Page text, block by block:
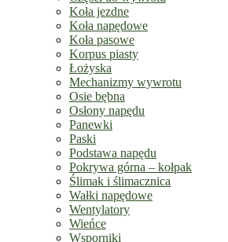
Koła jezdne
Koła napędowe
Koła pasowe
Korpus piasty
Łożyska
Mechanizmy wywrotu
Osie bębna
Osłony napędu
Panewki
Paski
Podstawa napędu
Pokrywa górna – kołpak
Ślimak i ślimacznica
Wałki napędowe
Wentylatory
Wieńce
Wsporniki